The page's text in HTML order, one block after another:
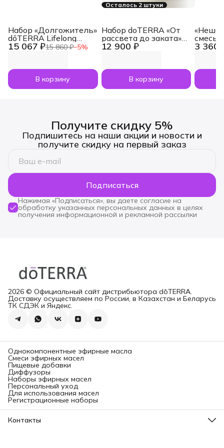
15 067 ₽15 860 ₽−5%
Набор «Долгожитель»
dōTERRA Lifelong
Vitality Pack, 3x120
В корзину
Осталось 2 штуки
12 900 ₽
Набор doTERRA «От
рассвета до заката»
увлажнитель воздуха
по 5 мл
В корзину
3 360
смесь
Получите скидку 5%
Подпишитесь на наши акции и новости и
получите скидку на первый заказ
Подписаться
Нажимая «Подписаться», вы даете согласие на
обработку указанных персональных данных в целях
получения информационной и рекламной рассылки
2026 © Официальный сайт дистрибьютора dōTERRA.
Доставку осуществляем по России, в Казахстан и Беларусь
ТК СДЭК и Яндекс.
Однокомпонентные эфирные масла
Смеси эфирных масел
Пищевые добавки
Диффузоры
Наборы эфирных масел
Персональный уход
Для использования масел
Регистрационные наборы
Контакты